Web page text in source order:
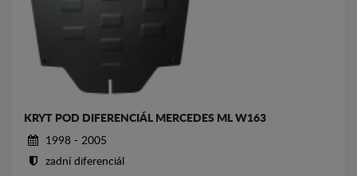
KRYT POD DIFERENCIÁL MERCEDES ML W163
1998 - 2005
zadní diferenciál